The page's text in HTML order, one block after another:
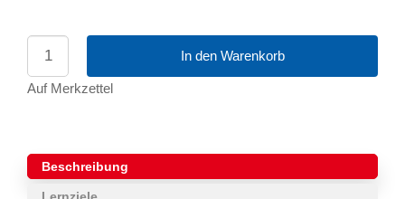
In den Warenkorb
Auf Merkzettel
Beschreibung